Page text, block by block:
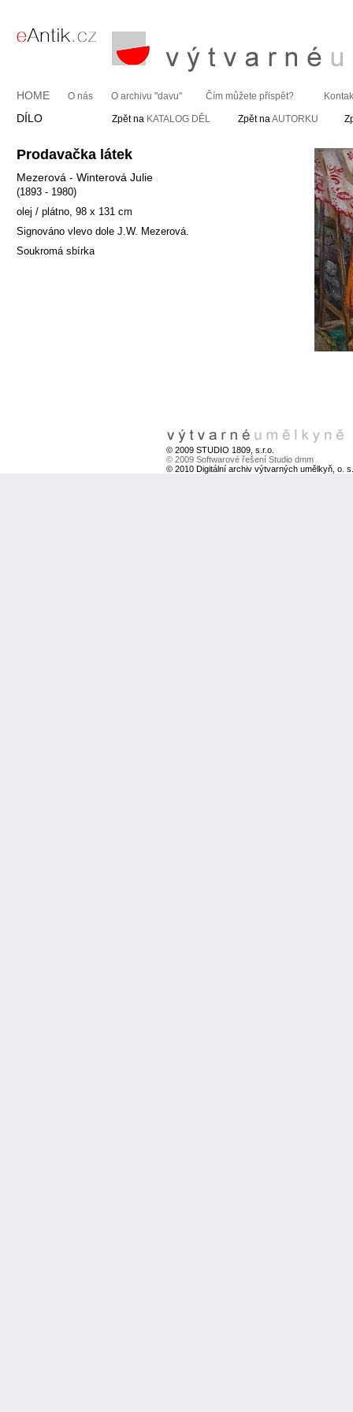
HOME O nás O archivu "davu" Čím můžete přispět?
DÍLO Zpět na KATALOG DĚL Zpět naAUTORKU
Prodavačka látek
Mezerová - Winterová Julie
(1893 - 1980)
olej / plátno, 98 x 131 cm
Signováno vlevo dole J.W. Mezerová.
Soukromá sbírka
© 2009 STUDIO 1809, s.r.o.
© 2009 Softwarové řešení Studio dmm
© 2010 Digitální archiv výtvarných umělkyň, o. s.